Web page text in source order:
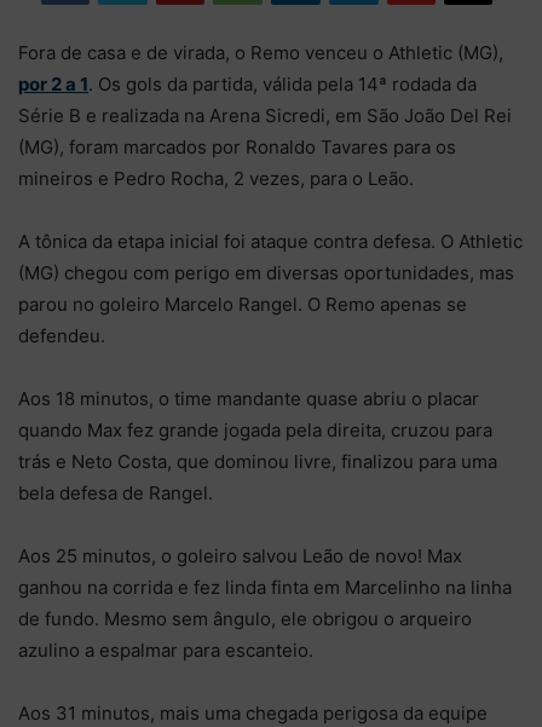
Fora de casa e de virada, o Remo venceu o Athletic (MG),
por 2 a 1. Os gols da partida, válida pela 14ª rodada da
Série B e realizada na Arena Sicredi, em São João Del Rei
(MG), foram marcados por Ronaldo Tavares para os
mineiros e Pedro Rocha, 2 vezes, para o Leão.
A tônica da etapa inicial foi ataque contra defesa. O Athletic
(MG) chegou com perigo em diversas oportunidades, mas
parou no goleiro Marcelo Rangel. O Remo apenas se
defendeu.
Aos 18 minutos, o time mandante quase abriu o placar
quando Max fez grande jogada pela direita, cruzou para
trás e Neto Costa, que dominou livre, finalizou para uma
bela defesa de Rangel.
Aos 25 minutos, o goleiro salvou Leão de novo! Max
ganhou na corrida e fez linda finta em Marcelinho na linha
de fundo. Mesmo sem ângulo, ele obrigou o arqueiro
azulino a espalmar para escanteio.
Aos 31 minutos, mais uma chegada perigosa da equipe